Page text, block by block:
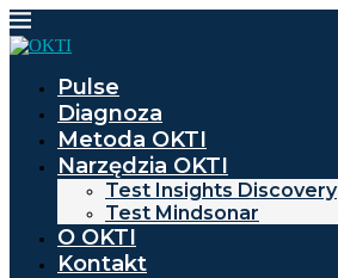
Pulse
Diagnoza
Metoda OKTI
Narzędzia OKTI
Test Insights Discovery
Test Mindsonar
O OKTI
Kontakt